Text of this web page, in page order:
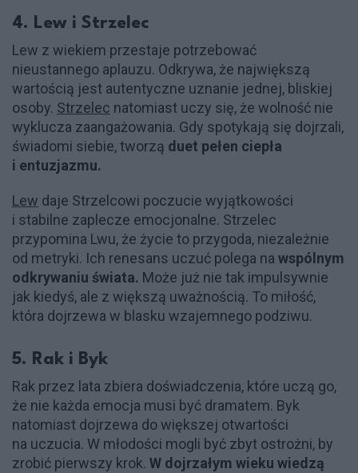
4. Lew i Strzelec
Lew z wiekiem przestaje potrzebować
nieustannego aplauzu. Odkrywa, że największą
wartością jest autentyczne uznanie jednej, bliskiej
osoby. Strzelec natomiast uczy się, że wolność nie
wyklucza zaangażowania. Gdy spotykają się dojrzali,
świadomi siebie, tworzą duet pełen ciepła
i entuzjazmu.
Lew daje Strzelcowi poczucie wyjątkowości
i stabilne zaplecze emocjonalne. Strzelec
przypomina Lwu, że życie to przygoda, niezależnie
od metryki. Ich renesans uczuć polega na wspólnym
odkrywaniu świata. Może już nie tak impulsywnie
jak kiedyś, ale z większą uważnością. To miłość,
która dojrzewa w blasku wzajemnego podziwu.
5. Rak i Byk
Rak przez lata zbiera doświadczenia, które uczą go,
że nie każda emocja musi być dramatem. Byk
natomiast dojrzewa do większej otwartości
na uczucia. W młodości mogli być zbyt ostrożni, by
zrobić pierwszy krok. W dojrzałym wieku wiedzą